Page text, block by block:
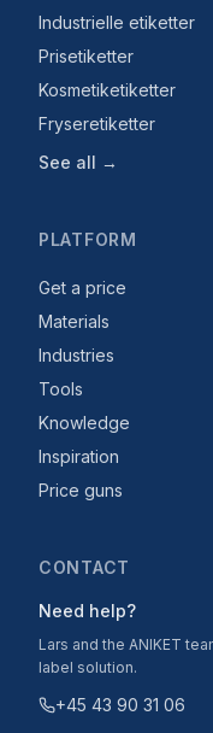
Industrielle etiketter
Prisetiketter
Kosmetiketiketter
Fryseretiketter
See all →
PLATFORM
Get a price
Materials
Industries
Tools
Knowledge
Inspiration
Price guns
CONTACT
Need help?
Lars and the ANIKET
label solution.
+45 43 90 31 06